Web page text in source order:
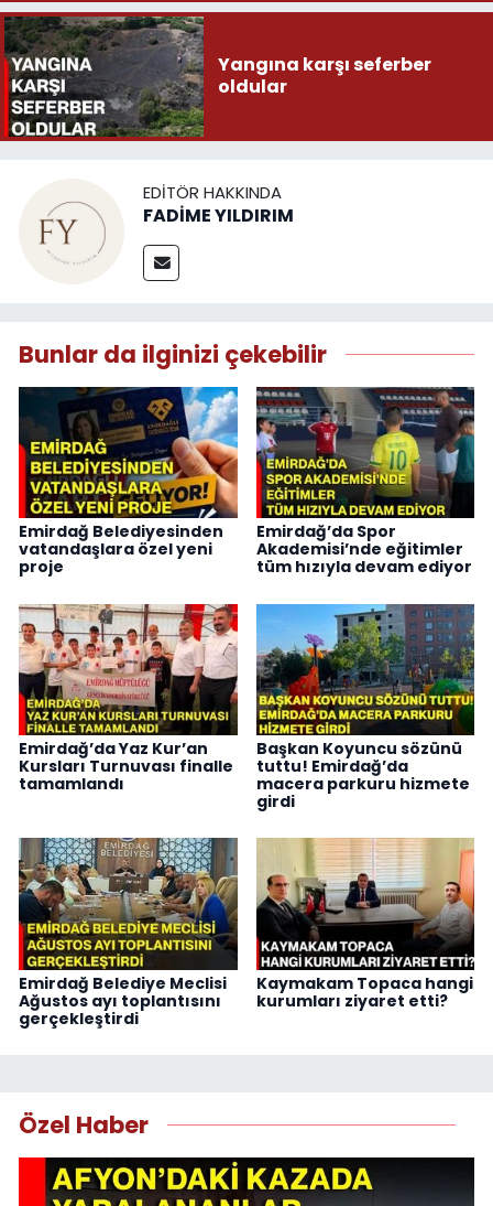
Yangına karşı seferber
oldular
EDITÖR HAKKINDA
FADİME YILDIRIM
Bunlar da ilginizi çekebilir
Emirdağ Belediyesinden
vatandaşlara özel yeni
proje
Emirdağ’da Spor
Akademisi’nde eğitimler
tüm hızıyla devam ediyor
Emirdağ’da Yaz Kur’an
Kursları Turnuvası finalle
tamamlandı
Başkan Koyuncu sözünü
tuttu! Emirdağ’da
macera parkuru hizmete
girdi
Emirdağ Belediye Meclisi
Ağustos ayı toplantısını
gerçekleştirdi
Kaymakam Topaca hangi
kurumları ziyaret etti?
Özel Haber